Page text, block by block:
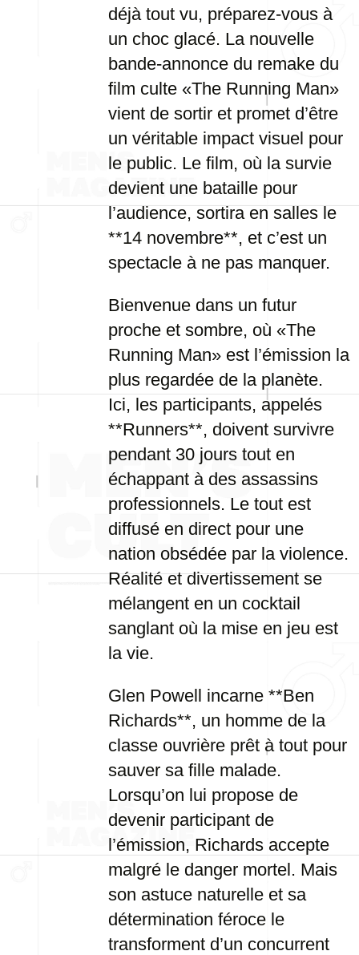
déjà tout vu, préparez-vous à
un choc glacé. La nouvelle
bande-annonce du remake du
film culte «The Running Man»
vient de sortir et promet d’être
un véritable impact visuel pour
le public. Le film, où la survie
devient une bataille pour
l’audience, sortira en salles le
**14 novembre**, et c’est un
spectacle à ne pas manquer.
Bienvenue dans un futur
proche et sombre, où «The
Running Man» est l’émission la
plus regardée de la planète.
Ici, les participants, appelés
**Runners**, doivent survivre
pendant 30 jours tout en
échappant à des assassins
professionnels. Le tout est
diffusé en direct pour une
nation obsédée par la violence.
Réalité et divertissement se
mélangent en un cocktail
sanglant où la mise en jeu est
la vie.
Glen Powell incarne **Ben
Richards**, un homme de la
classe ouvrière prêt à tout pour
sauver sa fille malade.
Lorsqu’on lui propose de
devenir participant de
l’émission, Richards accepte
malgré le danger mortel. Mais
son astuce naturelle et sa
détermination féroce le
transforment d’un concurrent